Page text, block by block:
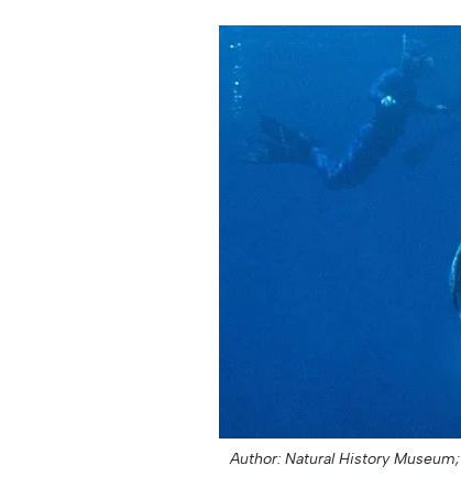
Author: Natural History Museum;